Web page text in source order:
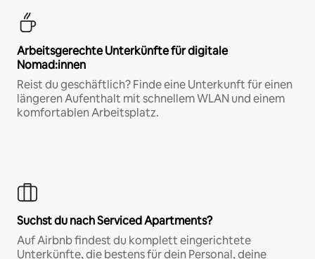
Arbeitsgerechte Unterkünfte für digitale
Nomad:innen
Reist du geschäftlich? Finde eine Unterkunft für einen
längeren Aufenthalt mit schnellem WLAN und einem
komfortablen Arbeitsplatz.
Suchst du nach Serviced Apartments?
Auf Airbnb findest du komplett eingerichtete
Unterkünfte, die bestens für dein Personal, deine